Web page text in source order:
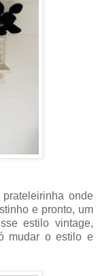
onde
e pronto, um
estilo vintage,
mudar o estilo e